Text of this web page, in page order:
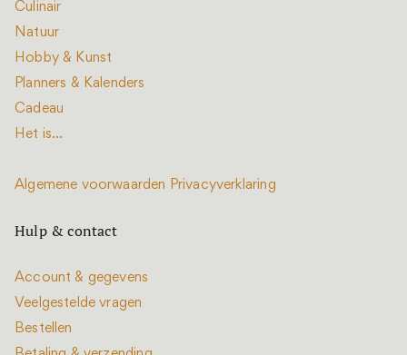
Culinair
Natuur
Hobby & Kunst
Planners & Kalenders
Cadeau
Het is...
Algemene voorwaarden Privacyverklaring
Hulp & contact
Account & gegevens
Veelgestelde vragen
Bestellen